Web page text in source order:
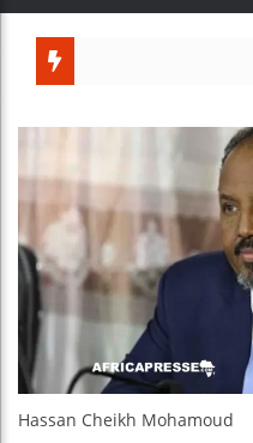
Hassan Cheikh Mohamoud